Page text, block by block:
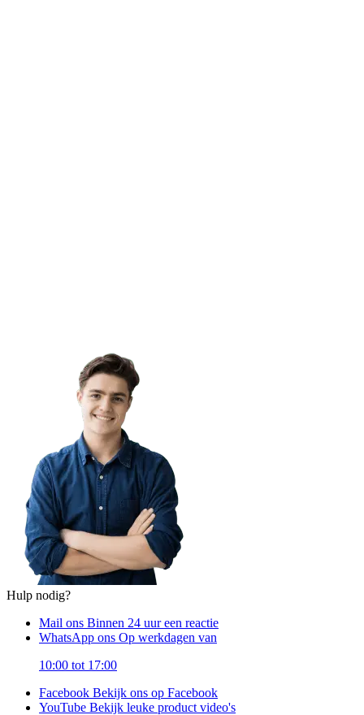
Hulp nodig?
Mail ons Binnen 24 uur een reactie
WhatsApp ons Op werkdagen van
10:00 tot 17:00
Facebook Bekijk ons op Facebook
YouTube Bekijk leuke product video's